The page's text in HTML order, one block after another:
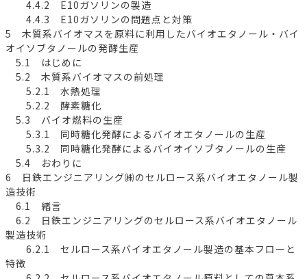
4.4.2 E10ガソリンの製造
4.4.3 E10ガソリンの問題点と対策
5 木質系バイオマスを原料に利用したバイオエタノール・バイ
オイソブタノールの発酵生産
5.1 はじめに
5.2 木質系バイオマスの前処理
5.2.1 水熱処理
5.2.2 酵素糖化
5.3 バイオ燃料の生産
5.3.1 同時糖化発酵によるバイオエタノールの生産
5.3.2 同時糖化発酵によるバイオイソブタノールの生産
5.4 おわりに
6 日鉄エンジニアリング㈱のセルロース系バイオエタノール製
造技術
6.1 緒言
6.2 日鉄エンジニアリングのセルロース系バイオエタノール
製造技術
6.2.1 セルロース系バイオエタノール製造の基本フローと
特徴